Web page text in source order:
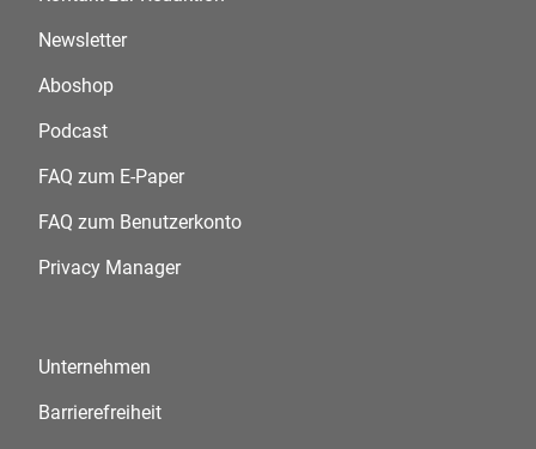
Newsletter
Aboshop
Podcast
FAQ zum E-Paper
FAQ zum Benutzerkonto
Privacy Manager
Unternehmen
Barrierefreiheit